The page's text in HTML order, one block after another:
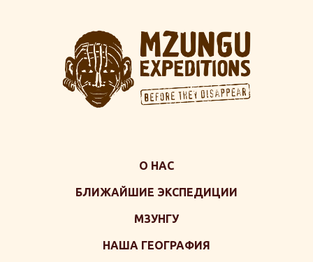
О НАС
БЛИЖАЙШИЕ ЭКСПЕДИЦИИ
МЗУНГУ
НАША ГЕОГРАФИЯ